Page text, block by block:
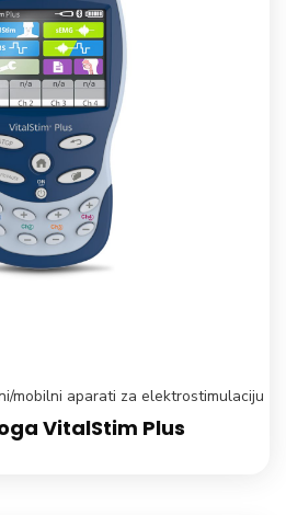
mobilni aparati za elektrostimulaciju
VitalStim Plus